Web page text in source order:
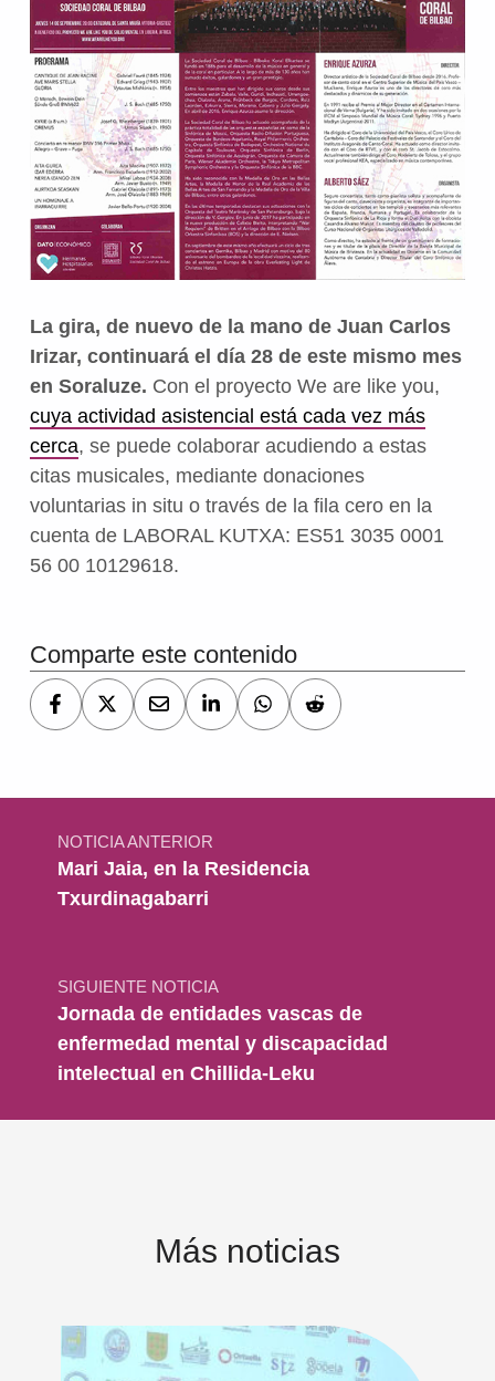
La gira, de nuevo de la mano de Juan Carlos
Irizar, continuará el día 28 de este mismo mes
en Soraluze. Con el proyecto We are like you,
cuya actividad asistencial está cada vez más
cerca, se puede colaborar acudiendo a estas
citas musicales, mediante donaciones
voluntarias in situ o través de la fila cero en la
cuenta de LABORAL KUTXA: ES51 3035 0001
56 00 10129618.
Comparte este contenido
Navegación de entradas
NOTICIA ANTERIOR
Mari Jaia, en la Residencia
Txurdinagabarri
SIGUIENTE NOTICIA
Jornada de entidades vascas de
enfermedad mental y discapacidad
intelectual en Chillida-Leku
Más noticias